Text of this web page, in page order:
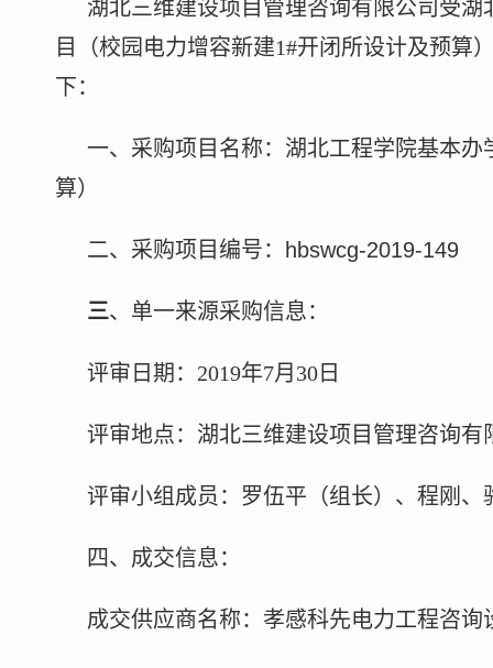
湖北三维建设项目管理咨询有限公司 受湖
目（校园电力增容新建1#开闭所设计及预算
下：
一、采购项目名称： 湖北工程学院基本办
算）
二、采购项目编号： hbswcg-2019-149
三、单一来源采购信息：
评审 日期 ： 2019年7月 30 日
评审地点： 湖北三维建设项目管理咨询有
评审小组成员：罗伍平（组长）、程刚、
四、成交信息：
成交供应商名称： 孝感科先电力工程咨询